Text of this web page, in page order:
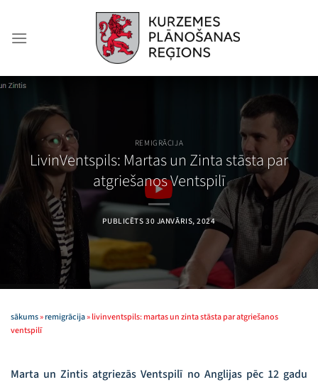
content
REMIGRĀCIJA
LivinVentspils: Martas un Zinta stāsta par
atgriešanos Ventspilī
PUBLICĒTS30 JANVĀRIS, 2024
sākums»remigrācija»livinventspils: martas un zinta stāsta par atgriešanos
ventspilī
Marta un Zintis atgriezās Ventspilī no Anglijas pēc 12 gadu